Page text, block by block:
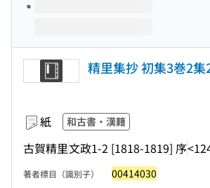
精里集抄 初集3巻2
紙 和古書・漢籍
古賀精里文政1-2 [1818-1819] 序
著者標目（識別子） 00414030